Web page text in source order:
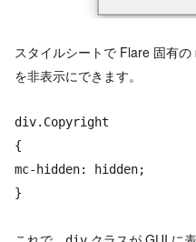
スタイルシートで Flare 固有の
を非表示にできます。
div.Copyright
{
mc-hidden: hidden;
}